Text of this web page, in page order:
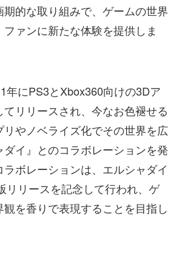
期的な取り組みで、ゲームの世界
ァンに新たな体験を提供しま
年にPS3とXbox360向けの3Dア
リリースされ、今なお色褪せる
リやノベライズ化でその世界を広
イ』とのコラボレーションを発
ボレーションは、エルシャダイ
リリースを記念して行われ、ゲ
を香りで表現することを目指し